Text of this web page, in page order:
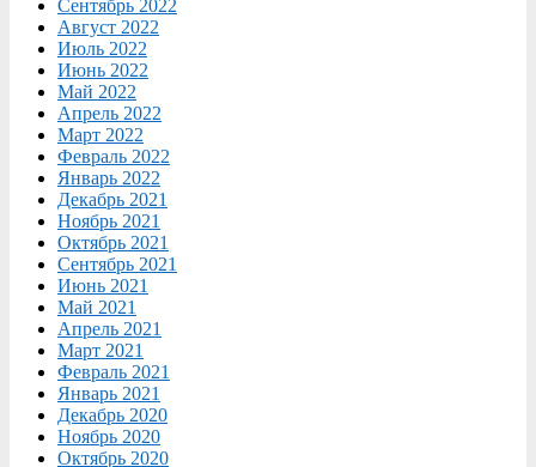
Сентябрь 2022
Август 2022
Июль 2022
Июнь 2022
Май 2022
Апрель 2022
Март 2022
Февраль 2022
Январь 2022
Декабрь 2021
Ноябрь 2021
Октябрь 2021
Сентябрь 2021
Июнь 2021
Май 2021
Апрель 2021
Март 2021
Февраль 2021
Январь 2021
Декабрь 2020
Ноябрь 2020
Октябрь 2020